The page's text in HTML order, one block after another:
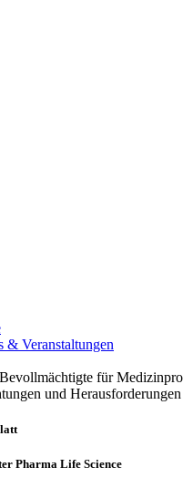
& Veranstaltungen
für
und Herausforderungen
Pharma Life Science